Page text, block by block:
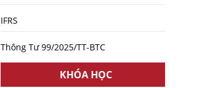
IFRS
Thông Tư 99/2025/TT-BTC
KHÓA HỌC